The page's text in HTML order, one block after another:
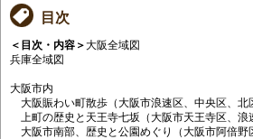
目次
＜目次・内容＞大阪全域図
兵庫全域図
大阪市内
大阪賑わい町散歩（大阪市浪速区、中央区、北
上町の歴史と天王寺七坂（大阪市天王寺区、浪
大阪市南部、歴史と公園めぐり（大阪市阿倍野